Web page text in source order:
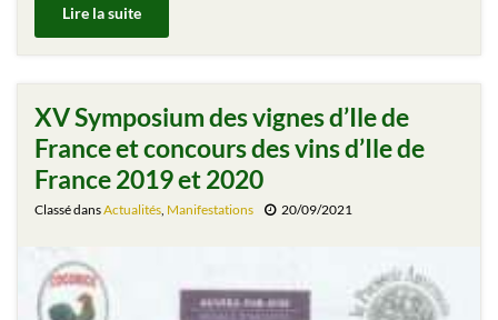
Lire la suite
XV Symposium des vignes d’Ile de
France et concours des vins d’Ile de
France 2019 et 2020
Classé dansActualités Manifestations 20/09/2021